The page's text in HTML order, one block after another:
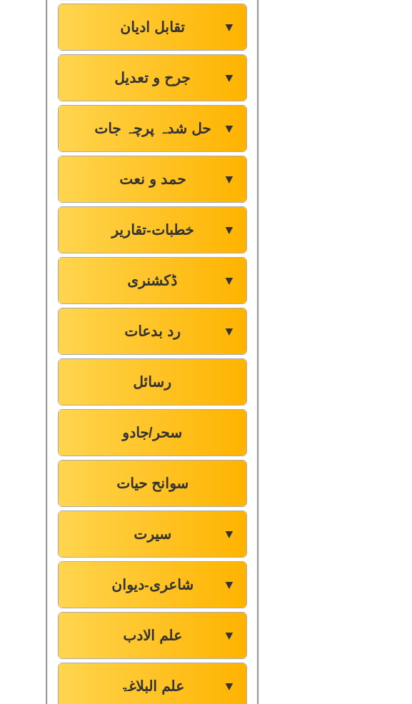
تقابل ادیان ▼
جرح و تعدیل ▼
حل شدہ پرچہ جات ▼
حمد و نعت ▼
خطبات-تقاریر ▼
ڈکشنری ▼
رد بدعات ▼
رسائل
سحر/جادو
سوانح حیات
سیرت ▼
شاعری-دیوان ▼
علم الادب ▼
علم البلاغۃ ▼